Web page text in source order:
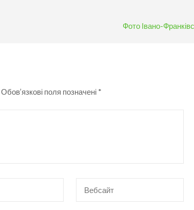
Фото Івано-
Обов’язкові поля позначені *